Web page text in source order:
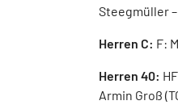
Steegmüller –
Herren C: F:
Herren 40:
Armin Groß